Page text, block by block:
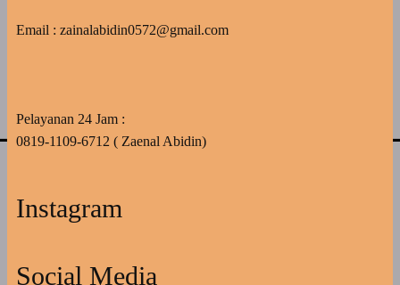
Email : zainalabidin0572@gmail.com
Pelayanan 24 Jam :
0819-1109-6712 ( Zaenal Abidin)
Instagram
Social Media